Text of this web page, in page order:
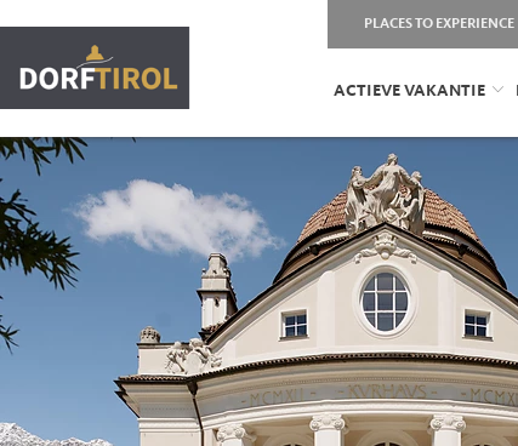
PLACES TO EXPERIENCE
ACTIEVE VAKANTIE